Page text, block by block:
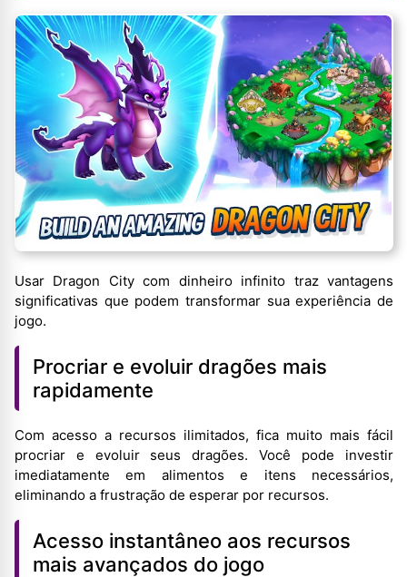
Usar Dragon City com dinheiro infinito traz vantagens
significativas que podem transformar sua experiência de
jogo.
Procriar e evoluir dragões mais
rapidamente
Com acesso a recursos ilimitados, fica muito mais fácil
procriar e evoluir seus dragões. Você pode investir
imediatamente em alimentos e itens necessários,
eliminando a frustração de esperar por recursos.
Acesso instantâneo aos recursos
mais avançados do jogo